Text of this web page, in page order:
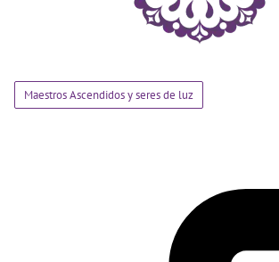
Maestros Ascendidos y seres de luz